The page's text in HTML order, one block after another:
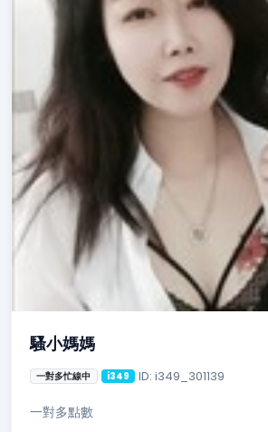
騷小媽媽
一對多忙線中 i349 ID: i349_301139
一對多點數